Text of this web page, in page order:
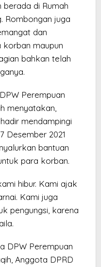
berada di Rumah
Rombongan juga
dan
korban maupun
bahkan telah
Perempuan
menyatakan,
mendampingi
Desember 2021
bantuan
para korban.
hibur. Kami ajak
Kami juga
pengungsi, karena
DPW Perempuan
Anggota DPRD